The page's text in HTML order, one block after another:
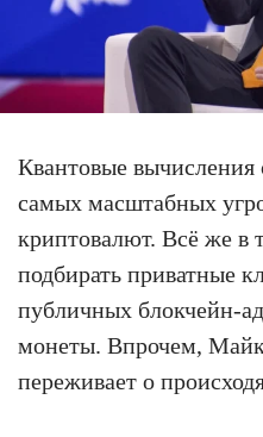
Квантовые вычисления
самых масштабных
криптовалют. Всё же в
подбирать приватные
публичных блокчейн-
монеты. Впрочем,
переживает о